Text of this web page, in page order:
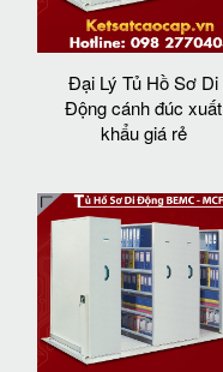
Đại Lý Tủ Hồ Sơ Di
Động cánh đúc xuất
khẩu giá rẻ